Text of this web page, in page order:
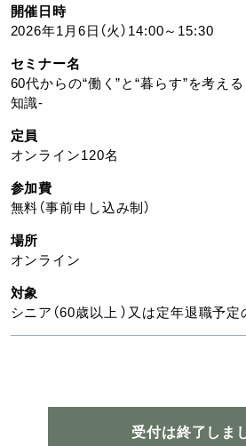
開催日時
2026年1月6日（火）14:00～15:30
セミナー名
60代からの“働く”と“暮らす”を考え
知識-
定員
オンライン120名
参加費
無料（事前申し込み制）
場所
オンライン
対象
シニア（60歳以上 ）又は定年退職予定
受付は終了しま